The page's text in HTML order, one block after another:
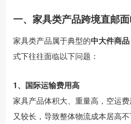
一、 家具类产品跨境直邮
家具类产品属于典型的中大件商品
式下往往面临以下问题：
1、 国际运输费用高
家具产品体积大、 重量高， 空运
又较长， 导致整体物流成本居高不